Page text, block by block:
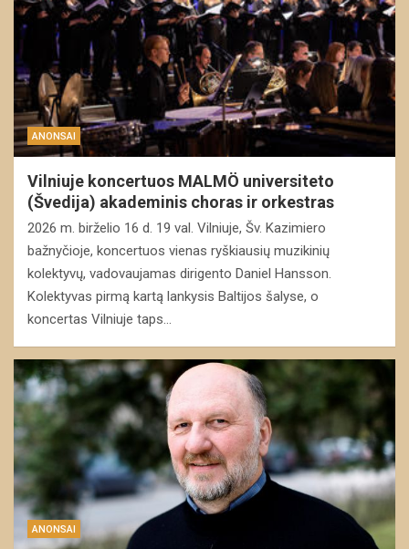
ANONSAI
Vilniuje koncertuos MALMÖ universiteto
(Švedija) akademinis choras ir orkestras
2026 m. birželio 16 d. 19 val. Vilniuje, Šv. Kazimiero
bažnyčioje, koncertuos vienas ryškiausių muzikinių
kolektyvų, vadovaujamas dirigento Daniel Hansson.
Kolektyvas pirmą kartą lankysis Baltijos šalyse, o
koncertas Vilniuje taps…
ANONSAI